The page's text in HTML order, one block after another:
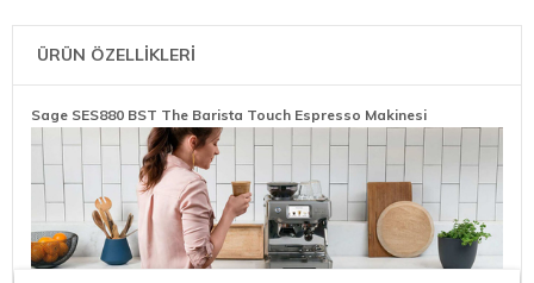
ÜRÜN ÖZELLİKLERİ
Sage SES880 BST The Barista Touch Espresso Makinesi